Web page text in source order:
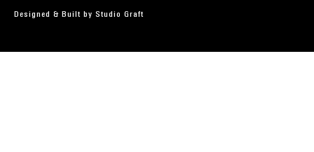
Designed & Built by Studio Graft